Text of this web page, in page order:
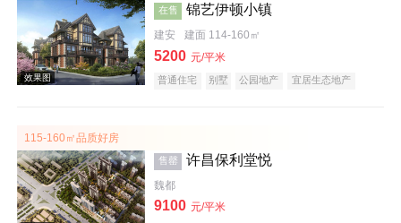
效果图
效果图
在售 锦艺伊顿小镇
建安 建面 114-160㎡
5200 元/平米
普通住宅 别墅 公园地产
宜居生态地产
115-160㎡品质好房
售罄 许昌保利堂悦
魏都
9100 元/平米